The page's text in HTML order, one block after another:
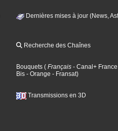
Dernières mises à jour (News,
Recherche des Chaînes
Bouquets ( Français - Canal+ France
Bis - Orange - Fransat)
Transmissions en 3D